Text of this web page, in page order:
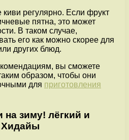
регулярно. Если фрукт
пятна, это может
В таком случае,
его как можно скорее для
других блюд.
вы сможете
образом, чтобы они
для приготовления
зиму! лёгкий и
Хидайы